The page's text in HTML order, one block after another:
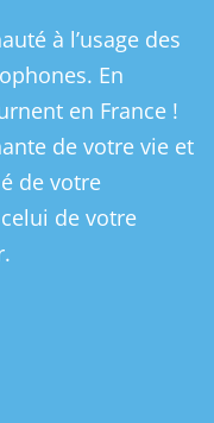
à l’usage des
En
en France !
de votre vie et
de votre
de votre